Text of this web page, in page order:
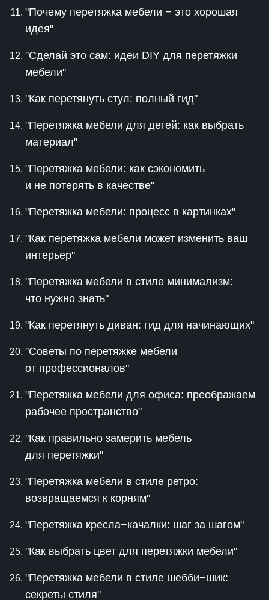
"Почему перетяжка мебели − это хорошая
идея"
"Сделай это сам: идеи DIY для перетяжки
мебели"
"Как перетянуть стул: полный гид"
"Перетяжка мебели для детей: как выбрать
материал"
"Перетяжка мебели: как сэкономить
и не потерять в качестве"
"Перетяжка мебели: процесс в картинках"
"Как перетяжка мебели может изменить ваш
интерьер"
"Перетяжка мебели в стиле минимализм:
что нужно знать"
"Как перетянуть диван: гид для начинающих"
"Советы по перетяжке мебели
от профессионалов"
"Перетяжка мебели для офиса: преображаем
рабочее пространство"
"Как правильно замерить мебель
для перетяжки"
"Перетяжка мебели в стиле ретро:
возвращаемся к корням"
"Перетяжка кресла−качалки: шаг за шагом"
"Как выбрать цвет для перетяжки мебели"
"Перетяжка мебели в стиле шебби−шик:
секреты стиля"